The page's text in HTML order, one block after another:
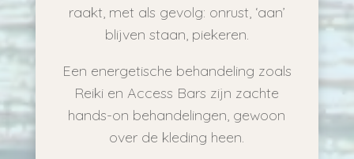
raakt, met als gevolg: onrust, ‘aan’
blijven staan, piekeren.
Een energetische behandeling zoals
Reiki en Access Bars zijn zachte
hands-on behandelingen, gewoon
over de kleding heen.